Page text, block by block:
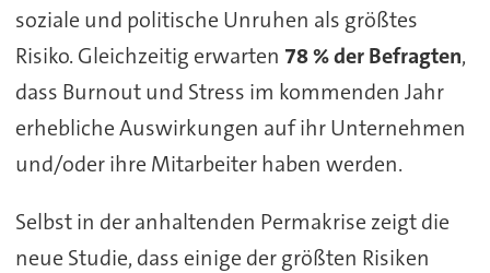
soziale und politische Unruhen als größtes
Risiko. Gleichzeitig erwarten 78 %der Befragten,
dass Burnout und Stress im kommenden Jahr
erhebliche Auswirkungen auf ihr Unternehmen
und/oder ihre Mitarbeiter haben werden.
Selbst in der anhaltenden Permakrise zeigt die
neue Studie, dass einige der größten Risiken